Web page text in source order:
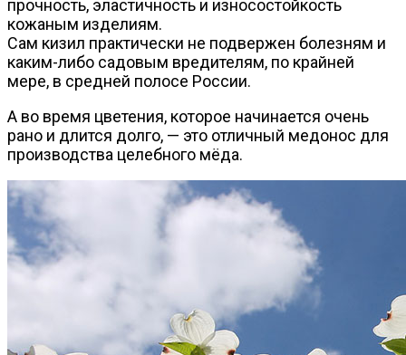
прочность, эластичность и износостойкость
кожаным изделиям.
Сам кизил практически не подвержен болезням и
каким-либо садовым вредителям, по крайней
мере, в средней полосе России.
А во время цветения, которое начинается очень
рано и длится долго, — это отличный медонос для
производства целебного мёда.